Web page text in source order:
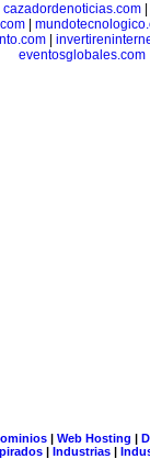
cazadordenoticias.com
eventosglobales.com
| Web Hosting |
| Industrias |